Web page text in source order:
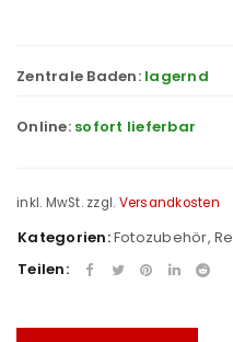
Zentrale Baden: lagernd
Online: sofort lieferbar
inkl. MwSt. zzgl. Versandkosten
Kategorien:Fotozubehör,
Teilen: